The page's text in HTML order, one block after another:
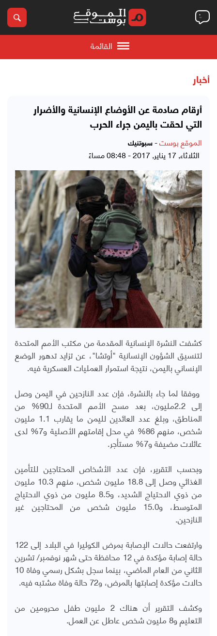
القائمة
أخبار
أرقام صادمة عن الأوضاع الإنسانية والأضرار
التي لحقت باليمن جراء الحرب
الموقع بوست- سبوتنيك
الثلاثاء, 17 يناير, 2017 - 08:48 مساءً
كشفت النشرة الإنسانية المقدمة من مكتب الأمم المتحدة
لتنسيق الشؤون الإنسانية "أوتشا"، عن تزايد تدهور الوضع
الإنساني باليمن، نتيجة استمرار العمليات العسكرية فيه.
ووفقا لما جاء بالنشرة، فإن عدد النازحين في اليمن وصل
إلى 2.2مليون، بعد مسح الأمم المتحدة لـ90% من
المناطق، وبلغ عدد العائدين لليمن ما يقارب 1.1 مليون
شخص، منهم 86% في محل إقامتهم الأصلية و7% لدى
عائلات مضيفة و7% مستأجر.
وبحسب التقرير، فإن عدد الأشخاص المحتاجين للتأمين
الغذائي وصل إلى 18.8 مليون شخص، منهم 10.3 مليون
من ذوي الاحتياج الشديد، و8.5 مليون من ذوي الاحتياج
المتوسط، و15.0 مليون شخص من المحتاجين غير
النازحين.
وارتفعت حالات الإصابة بمرض الكوليرا في البلاد إلى 122
حالة إصابة مؤكدة في 12 محافظة حتى شهر نوفمبر/ تشرين
الثاني من العام الماضي، بينما سجل بشكل رسمي وفاة 10
حالات مؤكدة إصابتها بالمرض، و72 حالة وفاة مشتبه فيه.
وكشف التقرير أن هناك 2 مليون طفل محرومين من
التعليم و8 مليون شخص عاطل عن العمل.